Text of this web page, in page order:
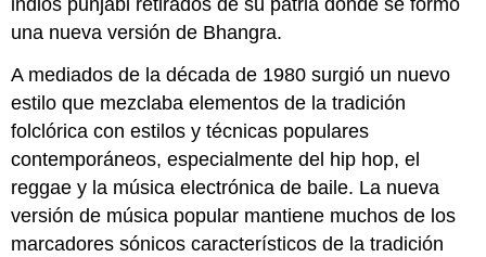
indios punjabi retirados de su patria donde se formó
una nueva versión de Bhangra.
A mediados de la década de 1980 surgió un nuevo
estilo que mezclaba elementos de la tradición
folclórica con estilos y técnicas populares
contemporáneos, especialmente del hip hop, el
reggae y la música electrónica de baile. La nueva
versión de música popular mantiene muchos de los
marcadores sónicos característicos de la tradición